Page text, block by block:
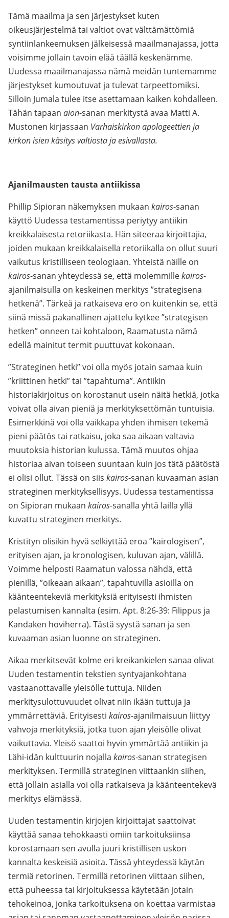
Tämä maailma ja sen järjestykset kuten
oikeusjärjestelmä tai valtiot ovat välttämättömiä
syntiinlankeemuksen jälkeisessä maailmanajassa, jotta
voisimme jollain tavoin elää täällä keskenämme.
Uudessa maailmanajassa nämä meidän tuntemamme
järjestykset kumoutuvat ja tulevat tarpeettomiksi.
Silloin Jumala tulee itse asettamaan kaiken kohdalleen.
Tähän tapaan aion-sanan merkitystä avaa Matti A.
Mustonen kirjassaan Varhaiskirkon apologeettien ja
kirkon isien käsitys valtiosta ja esivallasta.
Ajanilmausten tausta antiikissa
Phillip Sipioran näkemyksen mukaan kairos-sanan
käyttö Uudessa testamentissa periytyy antiikin
kreikkalaisesta retoriikasta. Hän siteeraa kirjoittajia,
joiden mukaan kreikkalaisella retoriikalla on ollut suuri
vaikutus kristilliseen teologiaan. Yhteistä näille on
kairos-sanan yhteydessä se, että molemmillekairos-
ajanilmaisulla on keskeinen merkitys ”strategisena
hetkenä”. Tärkeä ja ratkaiseva ero on kuitenkin se, että
siinä missä pakanallinen ajattelu kytkee ”strategisen
hetken” onneen tai kohtaloon, Raamatusta nämä
edellä mainitut termit puuttuvat kokonaan.
”Strateginen hetki” voi olla myös jotain samaa kuin
”kriittinen hetki” tai ”tapahtuma”. Antiikin
historiakirjoitus on korostanut usein näitä hetkiä, jotka
voivat olla aivan pieniä ja merkityksettömän tuntuisia.
Esimerkkinä voi olla vaikkapa yhden ihmisen tekemä
pieni päätös tai ratkaisu, joka saa aikaan valtavia
muutoksia historian kulussa. Tämä muutos ohjaa
historiaa aivan toiseen suuntaan kuin jos tätä päätöstä
ei olisi ollut. Tässä on siis kairos-sanan kuvaaman asian
strateginen merkityksellisyys. Uudessa testamentissa
on Sipioran mukaan kairos-sanalla yhtä lailla yllä
kuvattu strateginen merkitys.
Kristityn olisikin hyvä selkiyttää eroa ”kairologisen”,
erityisen ajan, ja kronologisen, kuluvan ajan, välillä.
Voimme helposti Raamatun valossa nähdä, että
pienillä, ”oikeaan aikaan”, tapahtuvilla asioilla on
käänteentekeviä merkityksiä erityisesti ihmisten
pelastumisen kannalta (esim. Apt. 8:26-39: Filippus ja
Kandaken hoviherra). Tästä syystä sanan ja sen
kuvaaman asian luonne on strateginen.
Aikaa merkitsevät kolme eri kreikankielen sanaa olivat
Uuden testamentin tekstien syntyajankohtana
vastaanottavalle yleisölle tuttuja. Niiden
merkitysulottuvuudet olivat niin ikään tuttuja ja
ymmärrettäviä. Erityisesti kairos-ajanilmaisuun liittyy
vahvoja merkityksiä, jotka tuon ajan yleisölle olivat
vaikuttavia. Yleisö saattoi hyvin ymmärtää antiikin ja
Lähi-idän kulttuurin nojalla kairos-sanan strategisen
merkityksen. Termillä strateginen viittaankin siihen,
että jollain asialla voi olla ratkaiseva ja käänteentekevä
merkitys elämässä.
Uuden testamentin kirjojen kirjoittajat saattoivat
käyttää sanaa tehokkaasti omiin tarkoituksiinsa
korostamaan sen avulla juuri kristillisen uskon
kannalta keskeisiä asioita. Tässä yhteydessä käytän
termiä retorinen. Termillä retorinen viittaan siihen,
että puheessa tai kirjoituksessa käytetään jotain
tehokeinoa, jonka tarkoituksena on koettaa varmistaa